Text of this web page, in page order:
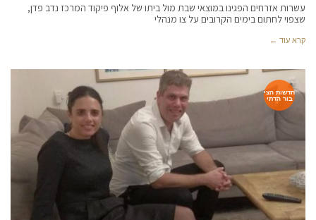
עשרות אזרחים הפגינו במוצאי שבת מול ביתו של אלוף פיקוד המרכז נדב פדן,
שצפוי לחתום בימים הקרובים על צו מנהלי
קרא עוד ←
חדשות הצי
בור הדתי